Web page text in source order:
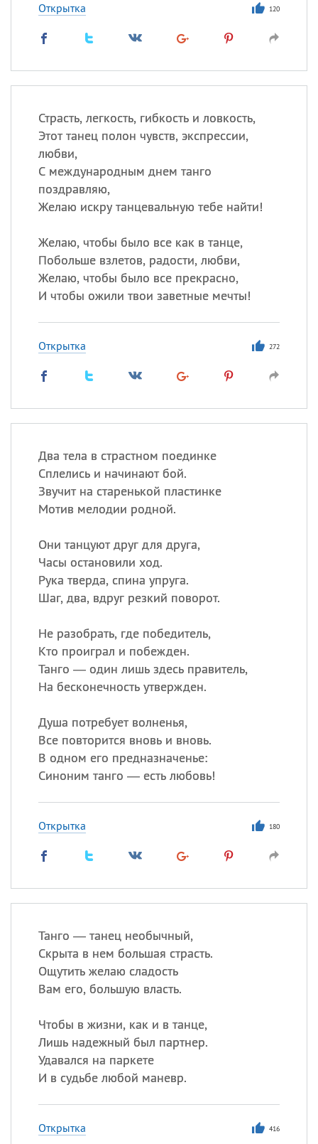
Открытка 120
Страсть, легкость, гибкость и ловкость,
Этот танец полон чувств, экспрессии,
любви,
С международным днем танго
поздравляю,
Желаю искру танцевальную тебе найти!
Желаю, чтобы было все как в танце,
Побольше взлетов, радости, любви,
Желаю, чтобы было все прекрасно,
И чтобы ожили твои заветные мечты!
Открытка 272
Два тела в страстном поединке
Сплелись и начинают бой.
Звучит на старенькой пластинке
Мотив мелодии родной.
Они танцуют друг для друга,
Часы остановили ход.
Рука тверда, спина упруга.
Шаг, два, вдруг резкий поворот.
Не разобрать, где победитель,
Кто проиграл и побежден.
Танго — один лишь здесь правитель,
На бесконечность утвержден.
Душа потребует волненья,
Все повторится вновь и вновь.
В одном его предназначенье:
Синоним танго — есть любовь!
Открытка 180
Танго — танец необычный,
Скрыта в нем большая страсть.
Ощутить желаю сладость
Вам его, большую власть.
Чтобы в жизни, как и в танце,
Лишь надежный был партнер.
Удавался на паркете
И в судьбе любой маневр.
Открытка 416